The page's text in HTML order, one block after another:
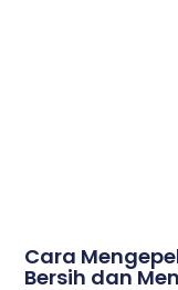
Cara
Bersih dan